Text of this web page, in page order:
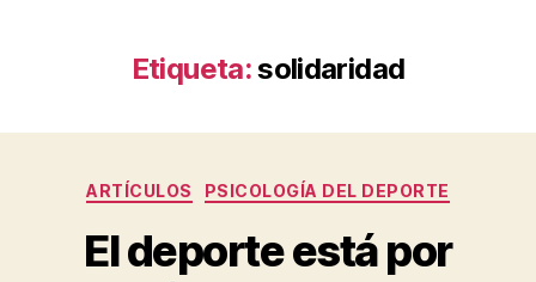
Etiqueta:solidaridad
ARTÍCULOS PSICOLOGÍA DEL DEPORTE
El deporte está por